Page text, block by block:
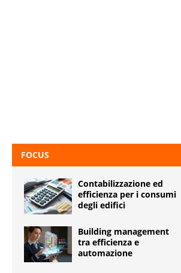
FOCUS
Contabilizzazione ed
efficienza per i consumi
degli edifici
Building management
tra efficienza e
automazione